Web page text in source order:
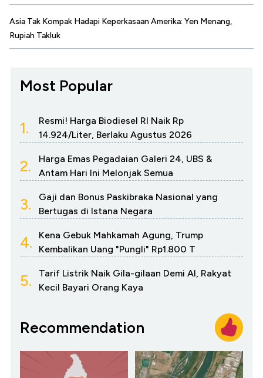
Asia Tak Kompak Hadapi Keperkasaan Amerika: Yen Menang,
Rupiah Takluk
Most Popular
1.
Resmi! Harga Biodiesel RI Naik Rp
14.924/Liter, Berlaku Agustus 2026
2.
Harga Emas Pegadaian Galeri 24, UBS &
Antam Hari Ini Melonjak Semua
3.
Gaji dan Bonus Paskibraka Nasional yang
Bertugas di Istana Negara
4.
Kena Gebuk Mahkamah Agung, Trump
Kembalikan Uang "Pungli" Rp1.800 T
5.
Tarif Listrik Naik Gila-gilaan Demi AI, Rakyat
Kecil Bayari Orang Kaya
Recommendation